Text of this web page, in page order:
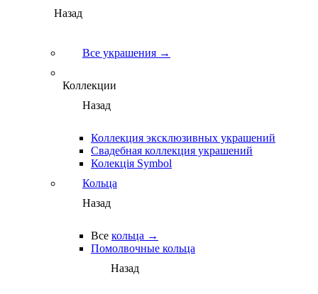
Назад
Все украшения →
Коллекции
Назад
Коллекция эксклюзивных украшений
Свадебная коллекция украшений
Колекція Symbol
Кольца
Назад
Все кольца →
Помолвочные кольца
Назад